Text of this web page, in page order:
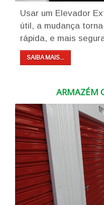
Usar um Elevador
útil, a mudança
rápida, e mais
SAIBA MAIS...
ARMAZÉM